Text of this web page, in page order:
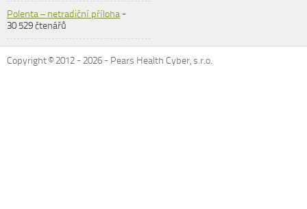
Polenta – netradiční příloha-
30 529 čtenářů
Copyright © 2012 -2026 - Pears Health Cyber, s.r.o.